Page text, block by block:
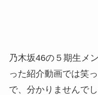
乃木坂46の５期生メ
った紹介動画では笑
で、分かりませんでし